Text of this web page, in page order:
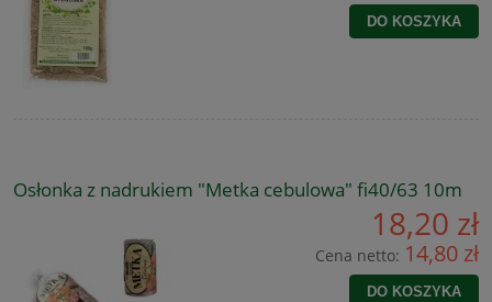
DO KOSZYKA
Osłonka z nadrukiem "Metka cebulowa" fi40/63 10m
18,20 zł
Cena netto: 14,80 zł
DO KOSZYKA